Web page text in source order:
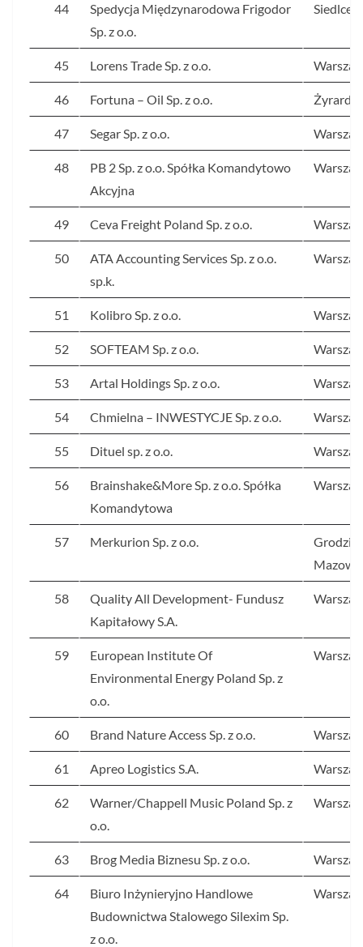
44
Spedycja Międzynarodowa Frigodor
Sp. z o.o.
Siedlce
45 Lorens Trade Sp. z o.o.
46 Fortuna – Oil Sp. z o.o.
47 Segar Sp. z o.o.
48
PB 2 Sp. z o.o. Spółka Komandytowo
Akcyjna
49 Ceva Freight Poland Sp. z o.o.
50
ATA Accounting Services Sp. z o.o.
sp.k.
51 Kolibro Sp. z o.o.
52 SOFTEAM Sp. z o.o.
53 Artal Holdings Sp. z o.o.
54 Chmielna – INWESTYCJE Sp. z o.o.
55 Dituel sp. z o.o.
56
Brainshake&More Sp. z o.o. Spółka
Komandytowa
57 Merkurion Sp. z o.o.
Grodzisk
58
Quality All Development- Fundusz
Kapitałowy S.A.
59
European Institute Of
Environmental Energy Poland Sp. z
o.o.
60 Brand Nature Access Sp. z o.o.
61 Apreo Logistics S.A.
62
Warner/Chappell Music Poland Sp. z
o.o.
63 Brog Media Biznesu Sp. z o.o.
64
Biuro Inżynieryjno Handlowe
Budownictwa Stalowego Silexim Sp.
z o.o.